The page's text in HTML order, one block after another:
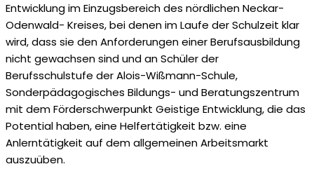
Entwicklung im Einzugsbereich des nördlichen Neckar-
Odenwald- Kreises, bei denen im Laufe der Schulzeit klar
wird, dass sie den Anforderungen einer Berufsausbildung
nicht gewachsen sind und an Schüler der
Berufsschulstufe der Alois-Wißmann-Schule,
Sonderpädagogisches Bildungs- und Beratungszentrum
mit dem Förderschwerpunkt Geistige Entwicklung, die das
Potential haben, eine Helfertätigkeit bzw. eine
Anlerntätigkeit auf dem allgemeinen Arbeitsmarkt
auszuüben.